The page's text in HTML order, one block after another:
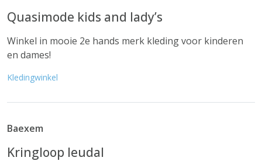
Quasimode kids and lady’s
Winkel in mooie 2e hands merk kleding voor kinderen
en dames!
Kledingwinkel
Baexem
Kringloop leudal